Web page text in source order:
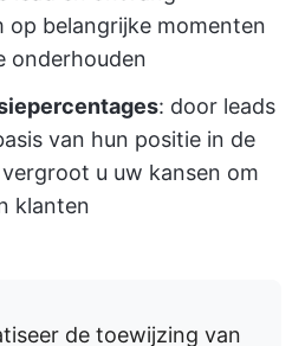
op belangrijke momenten
onderhouden
: door leads
van hun positie in de
u uw kansen om
klanten
de toewijzing van